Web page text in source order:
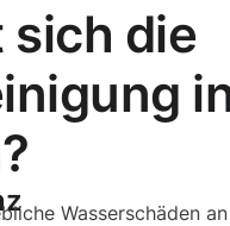
sich die
Wasserschäden